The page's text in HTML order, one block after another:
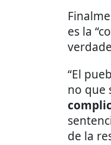
es la
“El
no que
de la